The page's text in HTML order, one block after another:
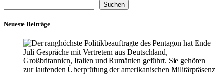
Suchen
Neueste Beiträge